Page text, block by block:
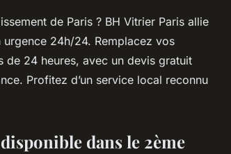
de Paris ? BH Vitrier Paris allie
24h/24. Remplacez vos
de 24 heures, avec un devis gratuit
Profitez d’un service local reconnu
dans le 2ème